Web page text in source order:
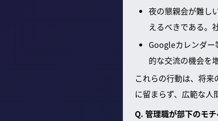
夜の懇親会が難し
えるべきである。
Googleカレンダー
的な交流の機会を
これらの行動は、将
に留まらず、広範な人
Q. 管理職が部下のモ